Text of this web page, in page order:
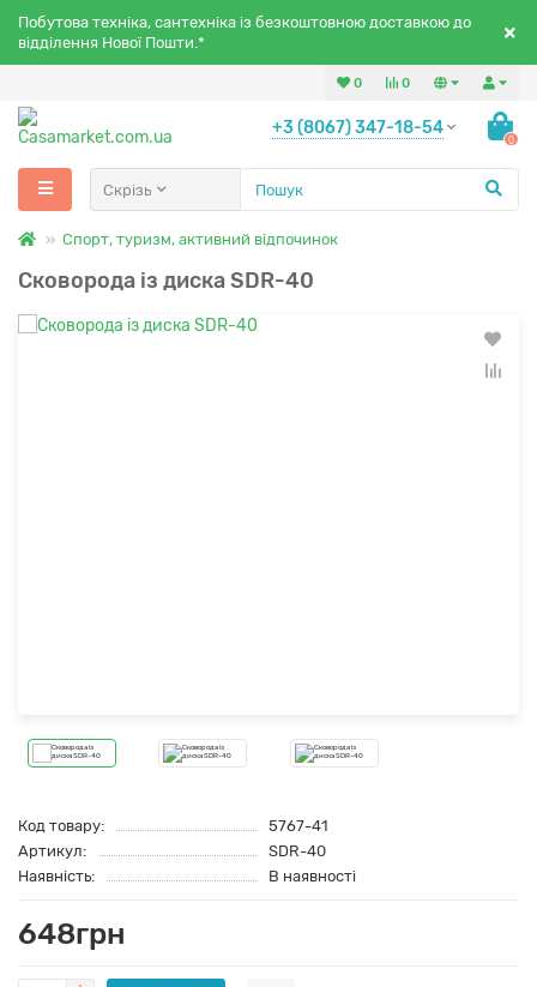
Побутова техніка, сантехніка із безкоштовною доставкою до
відділення Нової Пошти.*
0
0
+3 (8067) 347-18-54
0
Скрізь
Спорт, туризм, активний відпочинок
Сковорода із диска SDR-40
Код товару:
5767-41
Артикул:
SDR-40
Наявність:
В наявності
648грн